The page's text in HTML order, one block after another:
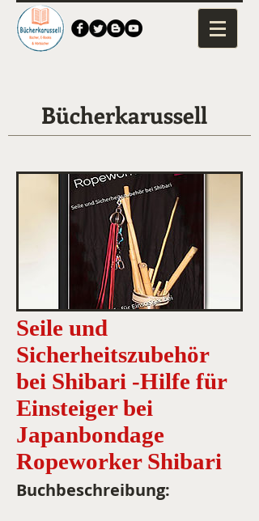
Bücherkarussell
Seile und
Sicherheitszubehör
bei Shibari -Hilfe für
Einsteiger bei
Japanbondage
Ropeworker Shibari
Buchbeschreibung: